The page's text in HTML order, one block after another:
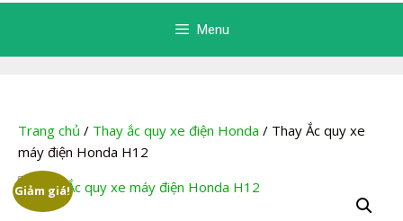
Menu
Trang chủ / Thay ắc quy xe điện Honda / Thay Ắc quy xe
máy điện Honda H12
Giảm giá!